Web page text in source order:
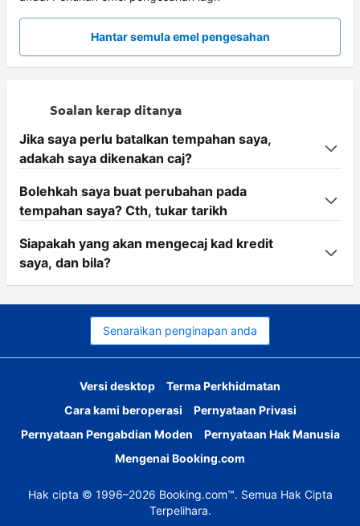
Hantar semula emel pengesahan
Soalan kerap ditanya
Jika saya perlu batalkan tempahan saya,
adakah saya dikenakan caj?
Bolehkah saya buat perubahan pada
tempahan saya? Cth, tukar tarikh
Siapakah yang akan mengecaj kad kredit
saya, dan bila?
Senaraikan penginapan anda
Versi desktop
Terma Perkhidmatan
Cara kami beroperasi
Pernyataan Privasi
Pernyataan Pengabdian Moden
Pernyataan Hak Manusia
Mengenai Booking.com
Hak cipta © 1996–2026 Booking.com™. Semua Hak Cipta
Terpelihara.